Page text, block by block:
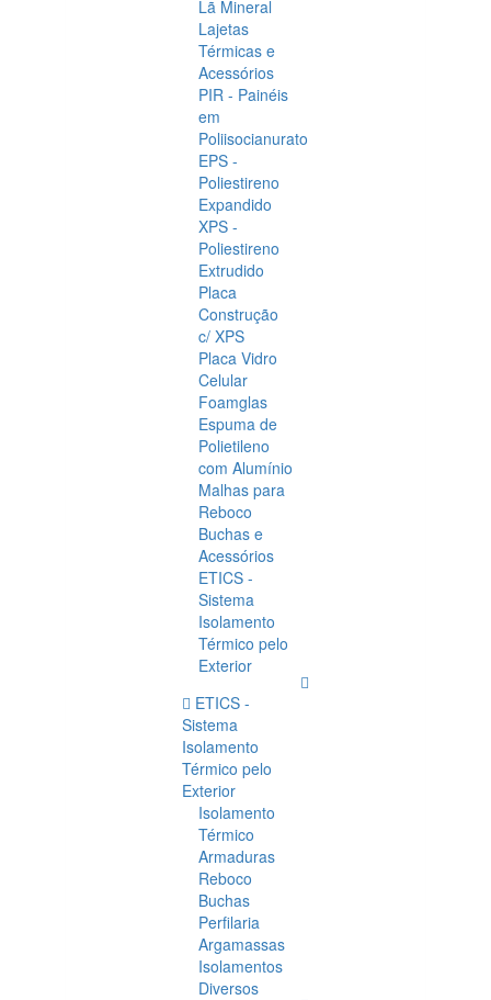
Lã Mineral
Lajetas
Térmicas e
Acessórios
PIR - Painéis
em
Poliisocianurato
EPS -
Poliestireno
Expandido
XPS -
Poliestireno
Extrudido
Placa
Construção
c/ XPS
Placa Vidro
Celular
Foamglas
Espuma de
Polietileno
com Alumínio
Malhas para
Reboco
Buchas e
Acessórios
ETICS -
Sistema
Isolamento
Térmico pelo
Exterior
ETICS -
Sistema
Isolamento
Térmico pelo
Exterior
Isolamento
Térmico
Armaduras
Reboco
Buchas
Perfilaria
Argamassas
Isolamentos
Diversos